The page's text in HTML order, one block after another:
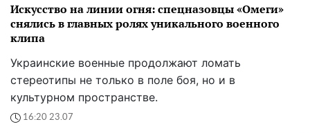
Искусство на линии огня: спецназовцы «Омеги»
снялись в главных ролях уникального военного
клипа
Украинские военные продолжают ломать
стереотипы не только в поле боя, но и в
культурном пространстве.
16:20 23.07